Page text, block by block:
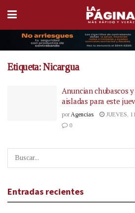
Etiqueta:Nicargua
Anuncian chubascos
aisladas para este
por Agencias
JUEVES,
0
Entradas recientes